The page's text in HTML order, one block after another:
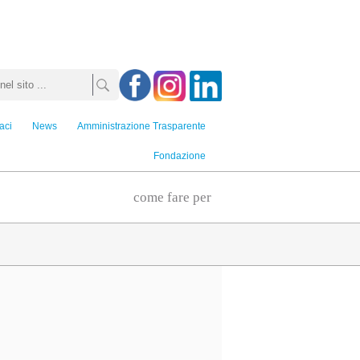
News Amministrazione Trasparente
Fondazione
come fare per